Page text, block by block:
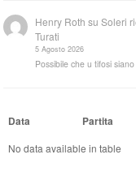
Henry Roth suSoleri
Turati
5 Agosto 2026
Possibile che u tifosi
Data Partita
No data available in table